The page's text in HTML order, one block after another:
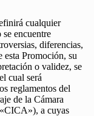
cualquier
encuentre
diferencias,
esta Promoción, su
o validez, se
cual será
reglamentos del
de la Cámara
a cuyas